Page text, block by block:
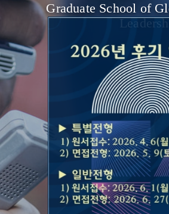
Graduate School of